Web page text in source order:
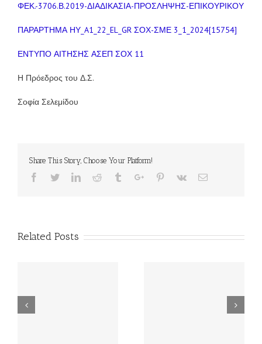
ΦΕΚ.-3706.Β.2019-ΔΙΑΔΙΚΑΣΙΑ-ΠΡΟΣΛΗΨΗΣ-ΕΠΙΚΟΥΡΙΚΟΥ
ΠΑΡΑΡΤΗΜΑ ΗΥ_A1_22_EL_GR ΣΟΧ-ΣΜΕ 3_1_2024[15754]
ΕΝΤΥΠΟ ΑΙΤΗΣΗΣ ΑΣΕΠ ΣΟΧ 11
Η Πρόεδρος του Δ.Σ.
Σοφία Σελεμίδου
Share This Story, Choose Your Platform!
Facebook
TwitterLinkedinReddit TumblrGoogle+Pinterest
Vk Email
Related Posts